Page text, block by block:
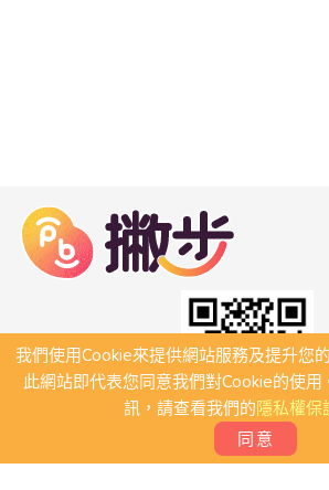
關於我們
常見
我們使用Cookie來提供網站服務及提升您
此網站即代表您同意我們對Cookie的使
訊，請查看我們的隱私權保
同意